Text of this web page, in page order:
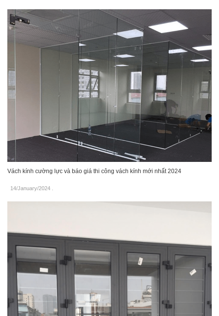
Vách kính cường lực và báo giá thi công vách kính mới nhất 2024
14/January/2024 .